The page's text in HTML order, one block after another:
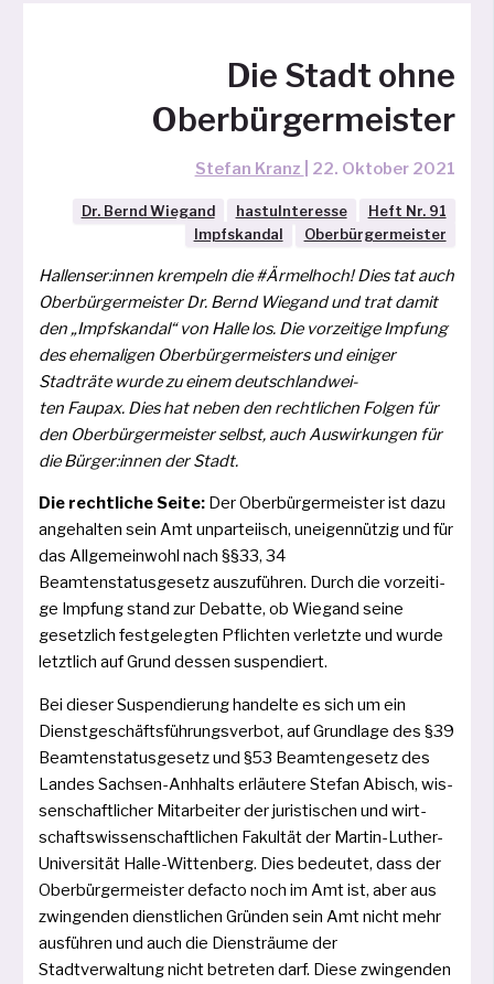
Die Stadt ohne
Oberbürgermeister
Stefan Kranz 22. Oktober 2021
Dr. Bernd Wiegand hastuInteresse
Heft Nr. 91
Impfskandal
Oberbürgermeister
Hallenser:innen krem­peln die #Ärmelhoch! Dies tat auch
Oberbürgermeister Dr. Bernd Wiegand und trat damit
den „Impfskandal“ von Halle los. Die vor­zei­ti­ge Impfung
des ehe­ma­li­gen Oberbürgermeisters und eini­ger
Stadträte wur­de zu einem deutsch­land­wei­
ten Faupax. Dies hat neben den recht­li­chen Folgen für
den Oberbürgermeister selbst, auch Auswirkungen für
die Bürger:innen der Stadt.
Die recht­li­che Seite: Der Oberbürgermeister ist dazu
ange­hal­ten sein Amt unpar­tei­isch, unei­gen­nüt­zig und für
das Allgemeinwohl nach §§33, 34
Beamtenstatusgesetz aus­zu­füh­ren. Durch die vor­zei­ti­
ge Impfung stand zur Debatte, ob Wiegand sei­ne
gesetz­lich fest­ge­leg­ten Pflichten ver­letz­te und wur­de
letzt­lich auf Grund des­sen suspendiert.
Bei die­ser Suspendierung han­del­te es sich um ein
Dienstgeschäftsführungsverbot, auf Grundlage des §39
Beamtenstatusgesetz und §53 Beamtengesetz des
Landes Sachsen-Anhhalts erläu­te­re Stefan Abisch, wis­
sen­schaft­li­cher Mitarbeiter der juris­ti­schen und wirt­
schafts­wis­sen­schaft­li­chen Fakultät der Martin-Luther-
Universität Halle-Wittenberg. Dies bedeu­tet, dass der
Oberbürgermeister defac­to noch im Amt ist, aber aus
zwin­gen­den dienst­li­chen Gründen sein Amt nicht mehr
aus­füh­ren und auch die Diensträume der
Stadtverwaltung nicht betre­ten darf. Diese zwin­gen­den